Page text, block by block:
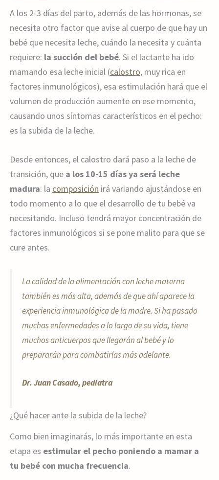
A los 2-3 días del parto, además de las hormonas, se
necesita otro factor que avise al cuerpo de que hay un
bebé que necesita leche, cuándo la necesita y cuánta
requiere: la succión del bebé. Si el lactante ha ido
mamando esa leche inicial (calostro, muy rica en
factores inmunológicos), esa estimulación hará que el
volumen de producción aumente en ese momento,
causando unos síntomas característicos en el pecho:
es la subida de la leche.
Desde entonces, el calostro dará paso a la leche de
transición, que a los 10-15 días ya será leche
madura: la composición irá variando ajustándose en
todo momento a lo que el desarrollo de tu bebé va
necesitando. Incluso tendrá mayor concentración de
factores inmunológicos si se pone malito para que se
cure antes.
La calidad de la alimentación con leche materna
también es más alta, además de que ahí aparece la
experiencia inmunológica de la madre. Si ha pasado
muchas enfermedades a lo largo de su vida, tiene
muchos anticuerpos que llegarán al bebé y lo
prepararán para combatirlas más adelante.
Dr. Juan Casado, pediatra
¿Qué hacer ante la subida de la leche?
Como bien imaginarás, lo más importante en esta
etapa es estimular el pecho poniendo a mamar a
tu bebé con mucha frecuencia.